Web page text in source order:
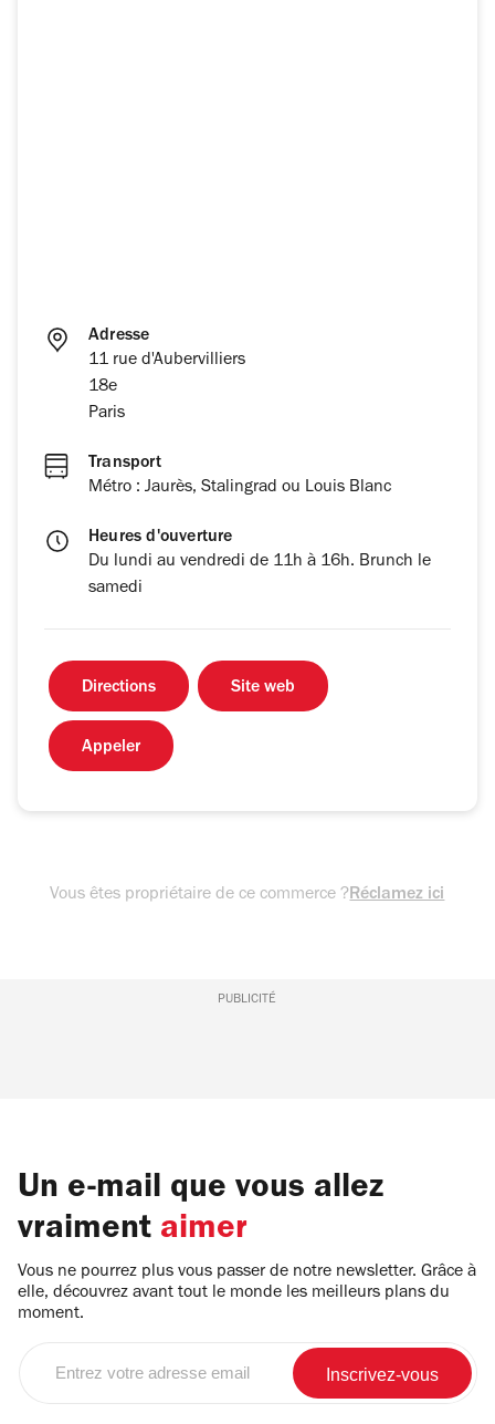
Adresse
11 rue d'Aubervilliers
18e
Paris
Transport
Métro : Jaurès, Stalingrad ou Louis Blanc
Heures d'ouverture
Du lundi au vendredi de 11h à 16h. Brunch le
samedi
Directions Site web
Appeler
Vous êtes propriétaire de ce commerce ?Réclamez ici
PUBLICITÉ
Un e-mail que vous allez
vraiment aimer
Vous ne pourrez plus vous passer de notre newsletter. Grâce à
elle, découvrez avant tout le monde les meilleurs plans du
moment.